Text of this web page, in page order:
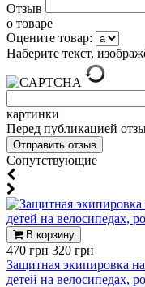
Отзыв
о товаре
Оцените товар:
Наберите текст,
картинки
Перед публикацией
Cопутствующие
В корзину
470 грн 320 грн
Защитная экипировка
детей на велосипедах,